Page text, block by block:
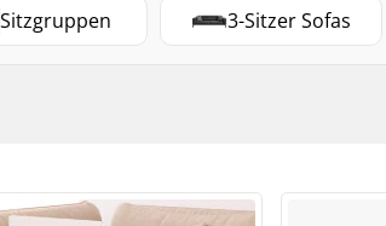
Sitzgruppen 3-Sitzer Sofas